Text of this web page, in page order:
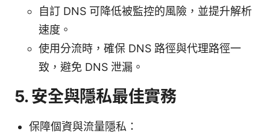
自訂 DNS 可降低被監控的風險，並提升解析
速度。
使用分流時，確保 DNS 路徑與代理路徑一
致，避免 DNS 泄漏。
5. 安全與隱私最佳實務
保障個資與流量隱私：